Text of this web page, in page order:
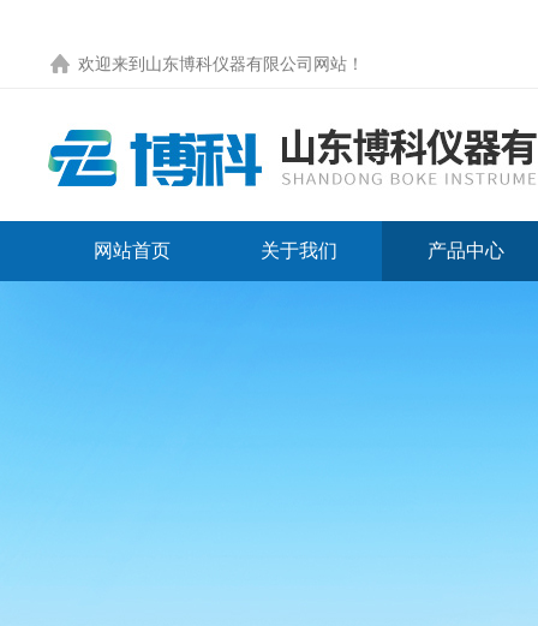
欢迎来到 山东博科仪器有限公司网站 ！
网站首页 关于我们 产品中心